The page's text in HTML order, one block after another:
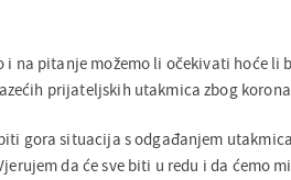
i na pitanje možemo li očekivati hoće li
prijateljskih utakmica zbog
gora situacija s odgađanjem
da će sve biti u redu i da ćemo